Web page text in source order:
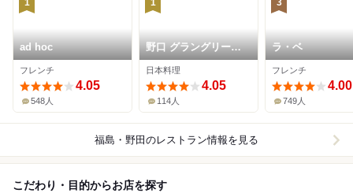
1
ad hoc
フレンチ
4.05
548人
1
野口 グラングリーン
大阪
日本料理
4.05
114人
3
ラ・ベ
フレンチ
4.00
749人
福島・野田 のレストラン情報を見る
こだわり・目的からお店を探す